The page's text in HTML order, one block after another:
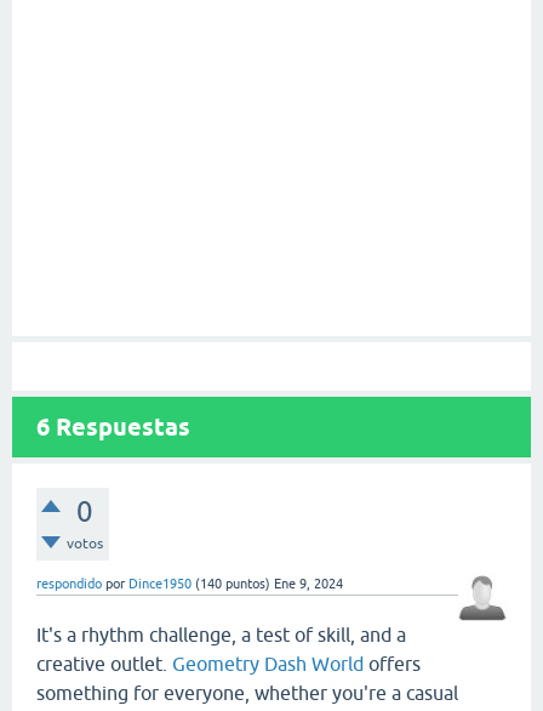
6 Respuestas
0
votos
respondido por Dince1950 (140 puntos) Ene 9, 2024
It's a rhythm challenge, a test of skill, and a
creative outlet. Geometry Dash World offers
something for everyone, whether you're a casual